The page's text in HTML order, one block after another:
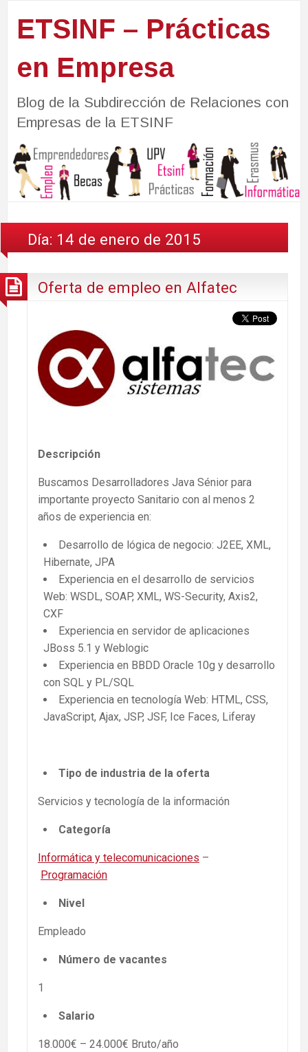
ETSINF – Prácticas
en Empresa
Blog de la Subdirección de Relaciones con
Empresas de la ETSINF
Día: 14 de enero de 2015
Oferta de empleo en Alfatec
Descripción
Buscamos Desarrolladores Java Sénior para
importante proyecto Sanitario con al menos 2
años de experiencia en:
Desarrollo de lógica de negocio: J2EE, XML,
Hibernate, JPA
Experiencia en el desarrollo de servicios
Web: WSDL, SOAP, XML, WS-Security, Axis2,
CXF
Experiencia en servidor de aplicaciones
JBoss 5.1 y Weblogic
Experiencia en BBDD Oracle 10g y desarrollo
con SQL y PL/SQL
Experiencia en tecnología Web: HTML, CSS,
JavaScript, Ajax, JSP, JSF, Ice Faces, Liferay
Tipo de industria de la oferta
Servicios y tecnología de la información
Categoría
Informática y telecomunicaciones –
Programación
Nivel
Empleado
Número de vacantes
1
Salario
18.000€ – 24.000€ Bruto/año